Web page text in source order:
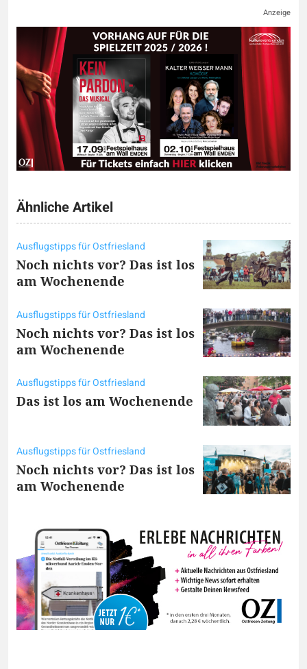
Anzeige
Ähnliche Artikel
Ausflugstipps für Ostfriesland
Noch nichts vor? Das ist los
am Wochenende
Ausflugstipps für Ostfriesland
Noch nichts vor? Das ist los
am Wochenende
Ausflugstipps für Ostfriesland
Das ist los am Wochenende
Ausflugstipps für Ostfriesland
Noch nichts vor? Das ist los
am Wochenende